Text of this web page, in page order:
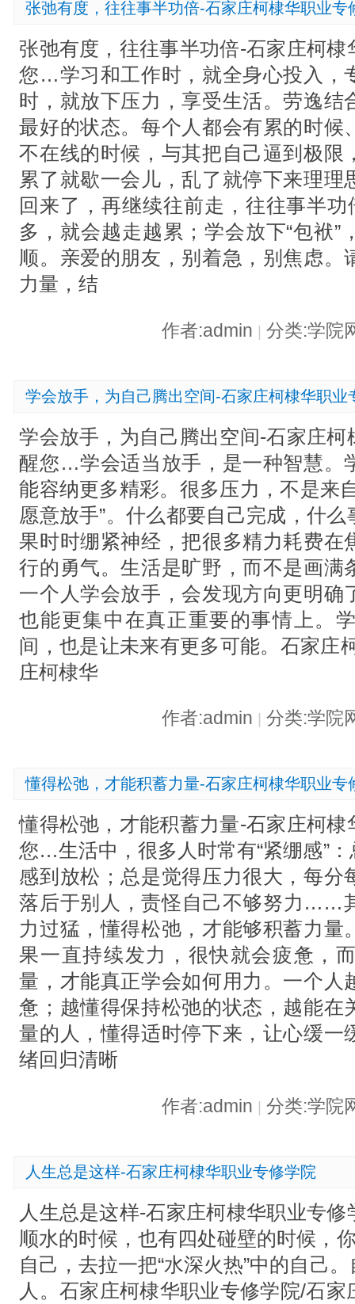
张弛有度，往往事半功倍-石家庄柯棣华职业专
张弛有度，往往事半功倍-石家庄柯
您…学习和工作时，就全身心投入，
时，就放下压力，享受生活。劳逸结
最好的状态。每个人都会有累的时候
不在线的时候，与其把自己逼到极限
累了就歇一会儿，乱了就停下来理理
回来了，再继续往前走，往往事半功
多，就会越走越累；学会放下“包袱”
顺。亲爱的朋友，别着急，别焦虑。
力量，结
作者:admin | 分类:学院
学会放手，为自己腾出空间-石家庄柯棣华职业
学会放手，为自己腾出空间-石家庄
醒您…学会适当放手，是一种智慧。
能容纳更多精彩。很多压力，不是来
愿意放手”。什么都要自己完成，什
果时时绷紧神经，把很多精力耗费在
行的勇气。生活是旷野，而不是画满
一个人学会放手，会发现方向更明确
也能更集中在真正重要的事情上。
间，也是让未来有更多可能。石家庄
庄柯棣华
作者:admin 分类:学院
懂得松弛，才能积蓄力量-石家庄柯棣华职业专
懂得松弛，才能积蓄力量-石家庄柯
您…生活中，很多人时常有“紧绷感”
感到放松；总是觉得压力很大，每分
落后于别人，责怪自己不够努力……
力过猛，懂得松弛，才能够积蓄力量
果一直持续发力，很快就会疲惫，
量，才能真正学会如何用力。一个人
惫；越懂得保持松弛的状态，越能在
量的人，懂得适时停下来，让心缓一
绪回归清晰
作者:admin | 分类:学院
人生总是这样-石家庄柯棣华职业专修学院
人生总是这样-石家庄柯棣华职业专
顺水的时候，也有四处碰壁的时候，
自己，去拉一把“水深火热”中的自己
人。石家庄柯棣华职业专修学院/石